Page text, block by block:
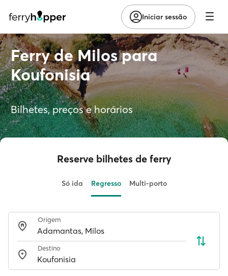
Iniciar sessão
Ferry de Milos para
Koufonisia
Bilhetes, preços e horários
Reserve bilhetes de ferry
Só ida Regresso Multi-porto
Origem
Destino